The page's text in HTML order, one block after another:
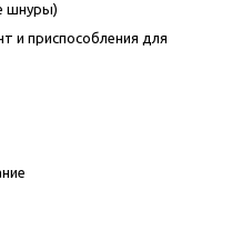
шнуры)
и приспособления для